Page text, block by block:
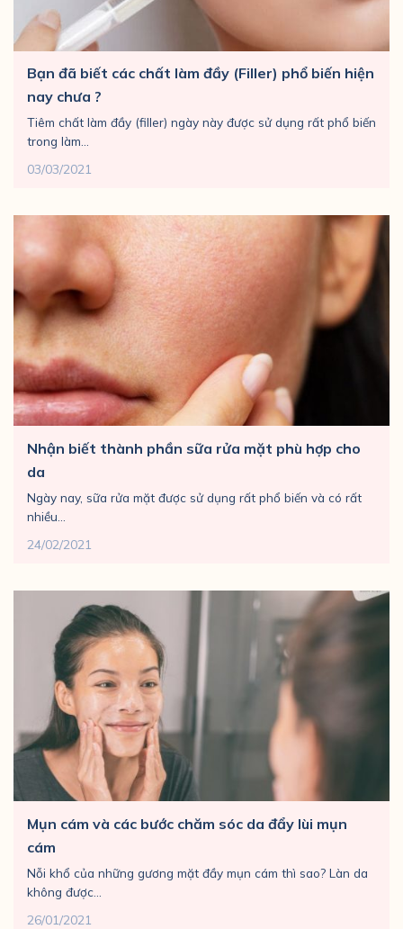
Bạn đã biết các chất làm đầy (Filler) phổ biến hiện
nay chưa ?
Tiêm chất làm đầy (filler) ngày này được sử dụng rất phổ biến
trong làm...
03/03/2021
Nhận biết thành phần sữa rửa mặt phù hợp cho
da
Ngày nay, sữa rửa mặt được sử dụng rất phổ biến và có rất
nhiều...
24/02/2021
Mụn cám và các bước chăm sóc da đẩy lùi mụn
cám
Nỗi khổ của những gương mặt đầy mụn cám thì sao? Làn da
không được...
26/01/2021